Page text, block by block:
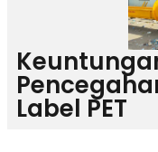
Label PET